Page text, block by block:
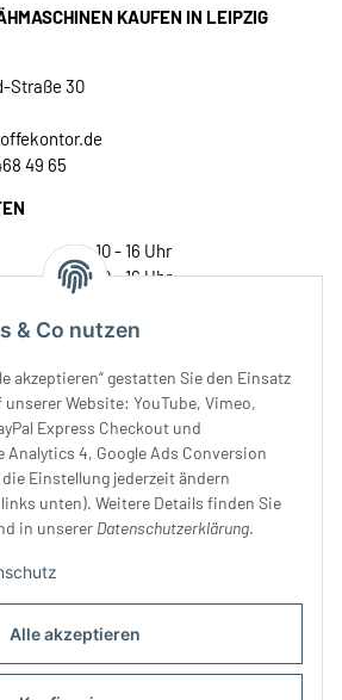
Alle akzeptieren
& Co nutzen
akzeptieren“ gestatten Sie den Einsatz
Website: YouTube, Vimeo,
Express Checkout und
Analytics 4, Google Ads Conversion
Einstellung jederzeit ändern
unten). Weitere Details finden Sie
in unserer Datenschutzerklärung.
KAUFEN IN LEIPZIG
Straße 30
49 65
10 - 16 Uhr
10 - 16 Uhr
10 - 18 Uhr
10 - 14 Uhr